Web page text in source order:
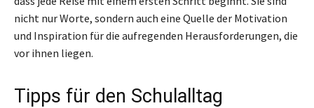
nicht nur Worte, sondern auch eine Quelle der Motivation
und Inspiration für die aufregenden Herausforderungen, die
vor ihnen liegen.
Tipps für den Schulalltag